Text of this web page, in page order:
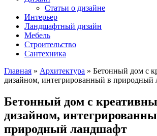
Статьи о дизайне
Интерьер
Ландшафтный дизайн
Мебель
Строительство
Сантехника
Главная » Архитектура » Бетонный дом с
дизайном, интегрированный в природный
Бетонный дом с
дизайном,
природный ландшафт